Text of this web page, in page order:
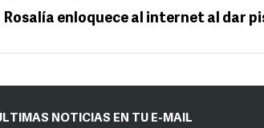
Rosalía enloquece al internet al dar
NOTICIAS EN TU E-MAIL